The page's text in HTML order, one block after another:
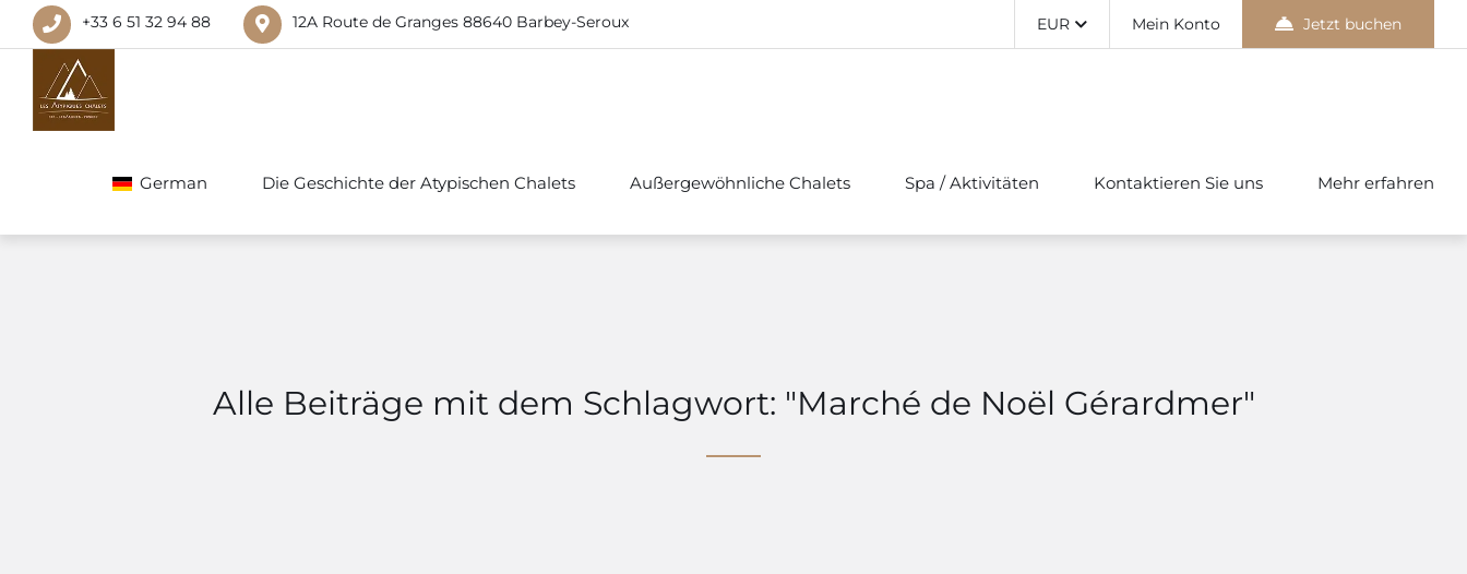
+33 6 51 32 94 88 12A Route de Granges 88640 Barbey-Seroux EUR Mein Konto Jetzt buchen
German Die Geschichte der Atypischen Chalets Außergewöhnliche Chalets Spa / Aktivitäten Kontaktieren Sie uns Mehr erfahren
Alle Beiträge mit dem Schlagwort: "Marché de Noël Gérardmer"